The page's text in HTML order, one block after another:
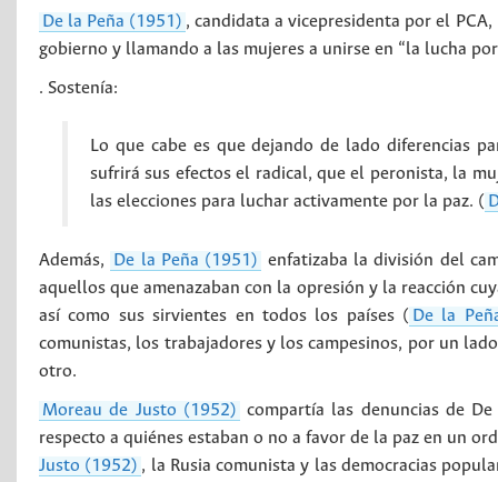
De la Peña (1951) , candidata a vicepresidenta por el
gobierno y llamando a las mujeres a unirse en “la lucha
. Sostenía:
Lo que cabe es que dejando de lado diferencias
sufrirá sus efectos el radical, que el peronista, la
las elecciones para luchar activamente por la paz. (
Además, De la Peña (1951) enfatizaba la división del
aquellos que amenazaban con la opresión y la reacción
así como sus sirvientes en todos los países ( De la
comunistas, los trabajadores y los campesinos, por un
otro.
Moreau de Justo (1952) compartía las denuncias de
respecto a quiénes estaban o no a favor de la paz en un
Justo (1952) , la Rusia comunista y las democracias